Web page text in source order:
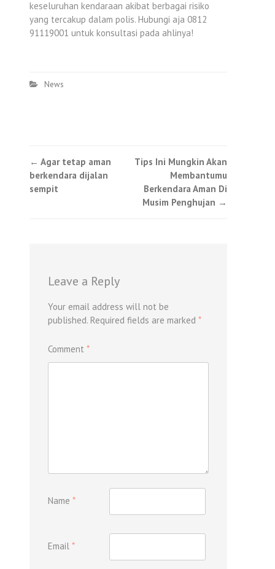
keseluruhan kendaraan akibat berbagai risiko
yang tercakup dalam polis. Hubungi aja 0812
91119001 untuk konsultasi pada ahlinya!
News
Post
navigation
← Agar tetap aman
berkendara dijalan
sempit
Tips Ini Mungkin Akan
Membantumu
Berkendara Aman Di
Musim Penghujan →
Leave a Reply
Your email address will not be
published. Required fields are marked *
Comment *
Name *
Email *